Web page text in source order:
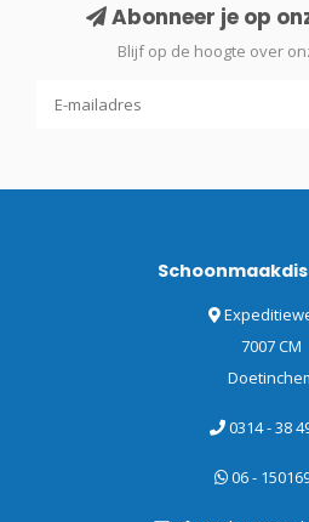
Abonneer je op
Blijf op de hoogte over
7007 CM
0314 - 38
06 -